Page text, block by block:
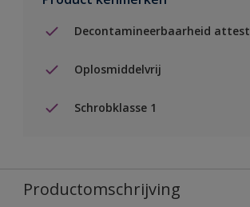
Decontamineerbaarheid attest
Oplosmiddelvrij
Schrobklasse 1
Productomschrijving